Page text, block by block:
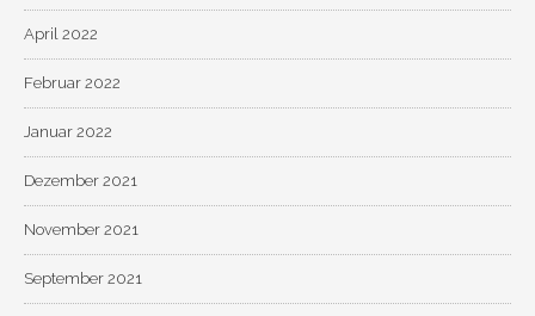
April 2022
Februar 2022
Januar 2022
Dezember 2021
November 2021
September 2021